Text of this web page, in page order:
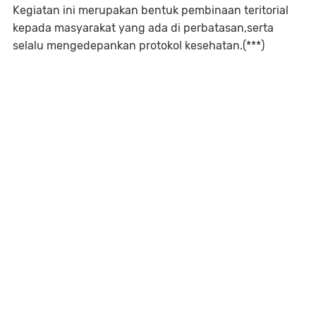
Kegiatan ini merupakan bentuk pembinaan teritorial
kepada masyarakat yang ada di perbatasan,serta
selalu mengedepankan protokol kesehatan.(***)